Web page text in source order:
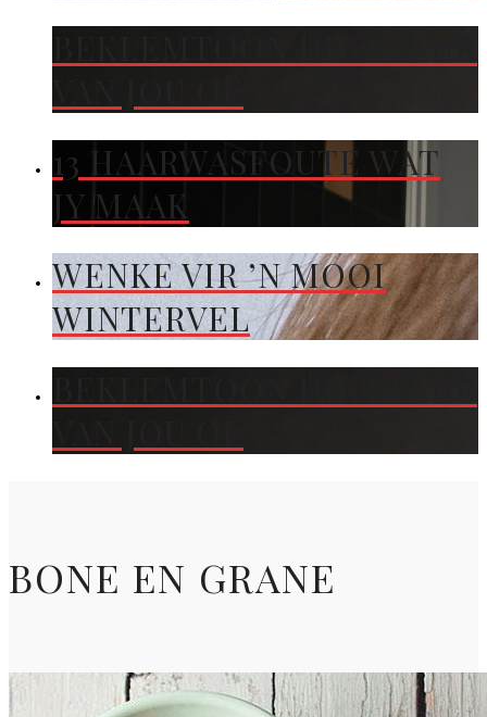
13 HAARWASFOUTE WAT
JY MAAK
WENKE VIR ’N MOOI
WINTERVEL
BONE EN GRANE